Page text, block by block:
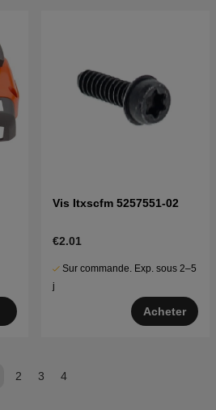
Vis Itxscfm 5257551-02
€2.01
Sur commande. Exp. sous 2–5
j
Acheter
2 3 4